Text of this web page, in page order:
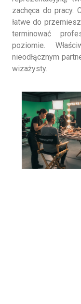
zachęca do pracy.
łatwe do
terminować
poziomie.
nieodłącznym
wizażysty.